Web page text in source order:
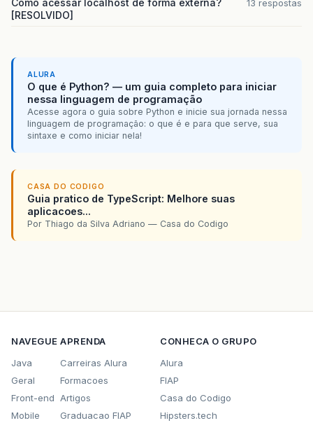
Como acessar localhost de forma externa?
[RESOLVIDO]
13 respostas
ALURA
O que é Python? — um guia completo para iniciar
nessa linguagem de programação
Acesse agora o guia sobre Python e inicie sua jornada nessa
linguagem de programação: o que é e para que serve, sua
sintaxe e como iniciar nela!
CASA DO CODIGO
Guia pratico de TypeScript: Melhore suas
aplicacoes...
Por Thiago da Silva Adriano — Casa do Codigo
NAVEGUE
Java
Geral
Front-end
Mobile
APRENDA
Carreiras Alura
Formacoes
Artigos
Graduacao FIAP
CONHECA O GRUPO
Alura
FIAP
Casa do Codigo
Hipsters.tech